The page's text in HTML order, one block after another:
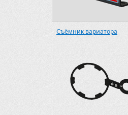
Съёмник вариатора